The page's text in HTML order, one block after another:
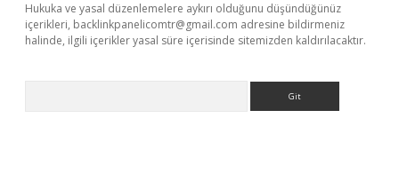
Hukuka ve yasal düzenlemelere aykırı olduğunu düşündüğünüz
içerikleri, backlinkpanelicomtr@gmail.com adresine bildirmeniz
halinde, ilgili içerikler yasal süre içerisinde sitemizden kaldırılacaktır.